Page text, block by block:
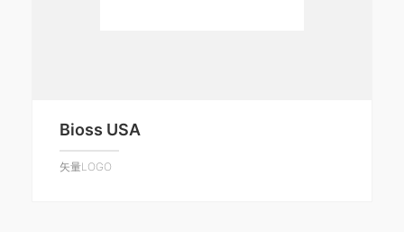
Bioss USA
矢量LOGO